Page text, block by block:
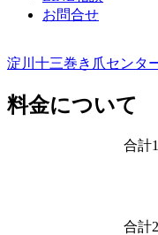
お問合せ
淀川十三巻き爪センタ
料金について
合計
合計